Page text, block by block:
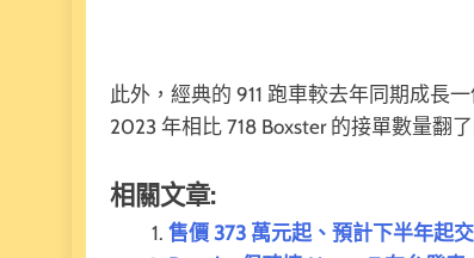
此外，經典的 911 跑車較去年同期成長
2023 年相比 718 Boxster 的接單數量翻
相關文章:
售價 373 萬元起、預計下半年起